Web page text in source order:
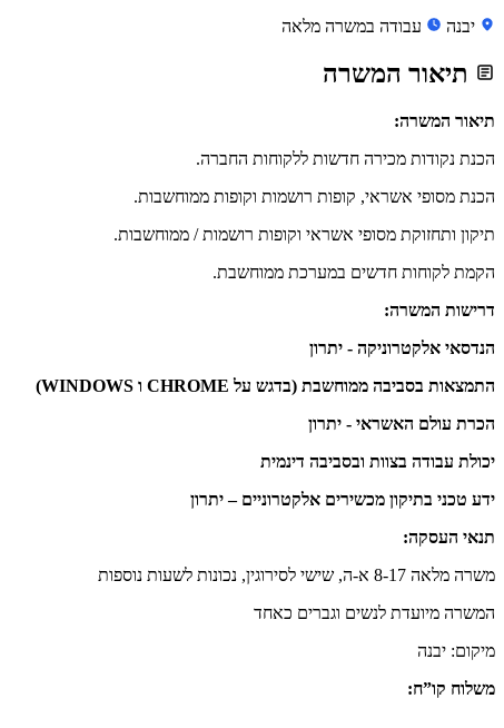
יבנה עבודה במשרה מלאה
תיאור המשרה
תיאור המשרה:
הכנת נקודות מכירה חדשות ללקוחות החברה.
הכנת מסופי אשראי, קופות רושמות וקופות ממוחשבות.
תיקון ותחזוקת מסופי אשראי וקופות רושמות / ממוחשבות.
הקמת לקוחות חדשים במערכת ממוחשבת.
דרישות המשרה:
הנדסאי אלקטרוניקה - יתרון
התמצאות בסביבה ממוחשבת (בדגש על CHROME ו WINDOWS)
הכרת עולם האשראי - יתרון
יכולת עבודה בצוות ובסביבה דינמית
ידע טכני בתיקון מכשירים אלקטרוניים – יתרון
תנאי העסקה:
משרה מלאה 8-17 א-ה, שישי לסירוגין, נכונות לשעות נוספות
המשרה מיועדת לנשים וגברים כאחד
מיקום: יבנה
משלוח קו”ח: